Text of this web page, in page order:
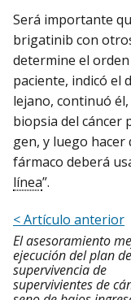
Será importante
brigatinib con
determine el
paciente, indicó el
lejano, continuó
biopsia del cáncer
gen, y luego
fármaco deberá
línea”.
< Artículo anterior
El asesoramiento
ejecución del plan de
supervivencia de
supervivientes de